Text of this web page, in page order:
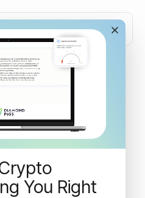
You Right
hangen naar
en